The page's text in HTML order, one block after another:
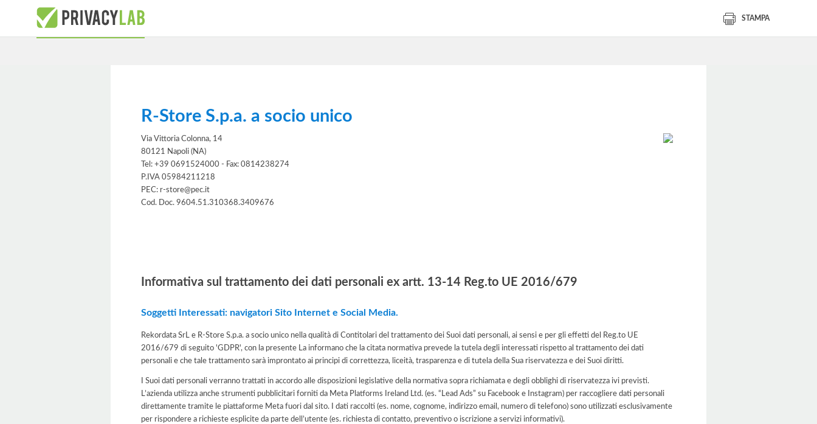
STAMPA
R-Store S.p.a. a socio unico
Via Vittoria Colonna, 14
80121 Napoli (NA)
Tel: +39 0691524000 - Fax: 0814238274
P.IVA 05984211218
PEC: r-store@pec.it
Cod. Doc. 9604.51.310368.3409676
Informativa sul trattamento dei dati personali ex artt. 13-14 Reg.to UE 2016/679
Soggetti Interessati: navigatori Sito Internet e Social Media.
Rekordata SrL e R-Store S.p.a. a socio unico nella qualità di Contitolari del trattamento dei Suoi dati personali, ai sensi e per gli effetti del Reg.to UE
2016/679 di seguito 'GDPR', con la presente La informano che la citata normativa prevede la tutela degli interessati rispetto al trattamento dei dati
personali e che tale trattamento sarà improntato ai principi di correttezza, liceità, trasparenza e di tutela della Sua riservatezza e dei Suoi diritti.
I Suoi dati personali verranno trattati in accordo alle disposizioni legislative della normativa sopra richiamata e degli obblighi di riservatezza ivi previsti.
L’azienda utilizza anche strumenti pubblicitari forniti da Meta Platforms Ireland Ltd. (es. “Lead Ads” su Facebook e Instagram) per raccogliere dati personali
direttamente tramite le piattaforme Meta fuori dal sito. I dati raccolti (es. nome, cognome, indirizzo email, numero di telefono) sono utilizzati esclusivamente
per rispondere a richieste esplicite da parte dell’utente (es. richiesta di contatto, preventivo o iscrizione a servizi informativi).